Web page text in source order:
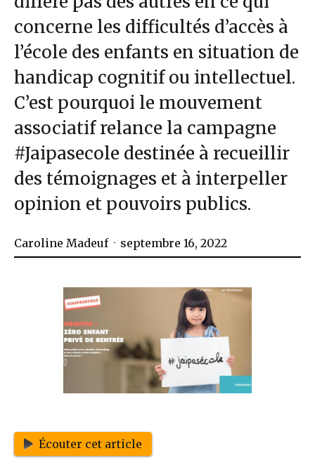
concerne les difficultés d’accès à
l’école des enfants en situation de
handicap cognitif ou intellectuel.
C’est pourquoi le mouvement
associatif relance la campagne
#Jaipasecole destinée à recueillir
des témoignages et à interpeller
opinion et pouvoirs publics.
Caroline Madeuf septembre 16, 2022
Écouter cet article